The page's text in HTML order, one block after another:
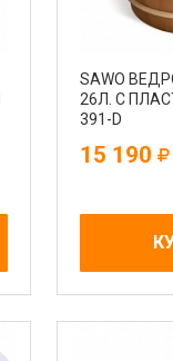
SAWO
26Л. С
391-D
15 190